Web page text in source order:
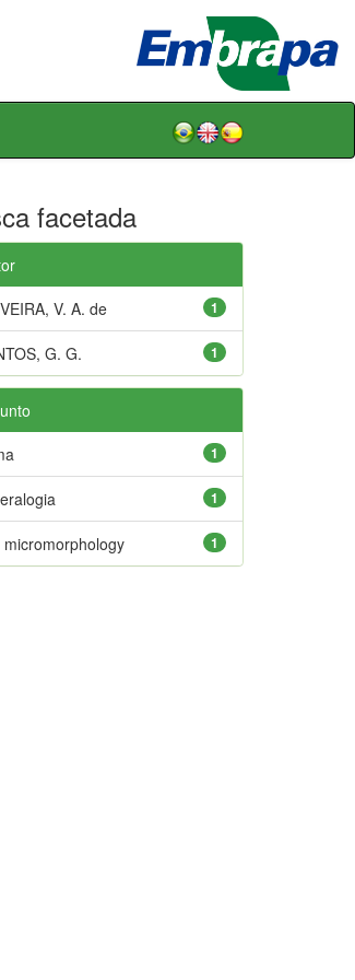
facetada
1
V. A. de
1
G. G.
1
1
1
micromorphology